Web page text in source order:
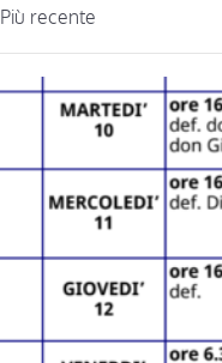
Più recente